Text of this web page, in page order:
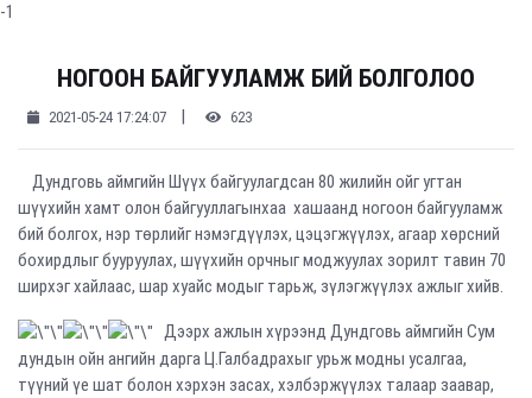
-1
НОГООН БАЙГУУЛАМЖ БИЙ БОЛГОЛОО
2021-05-24 17:24:07 | 623
Дундговь аймгийн Шүүх байгуулагдсан 80 жилийн ойг угтан
шүүхийн хамт олон байгууллагынхаа хашаанд ногоон байгууламж
бий болгох, нэр төрлийг нэмэгдүүлэх, цэцэгжүүлэх, агаар хөрсний
бохирдлыг бууруулах, шүүхийн орчныг моджуулах зорилт тавин 70
ширхэг хайлаас, шар хуайс модыг тарьж, зүлэгжүүлэх ажлыг хийв.
Дээрх ажлын хүрээнд Дундговь аймгийн Сум
дундын ойн ангийн дарга Ц.Галбадрахыг урьж модны усалгаа,
түүний үе шат болон хэрхэн засах, хэлбэржүүлэх талаар заавар,